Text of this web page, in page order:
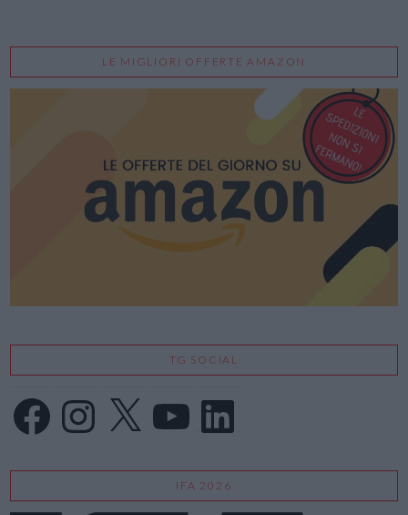
LE MIGLIORI OFFERTE AMAZON
TG SOCIAL
FacebookInstagram
X LinkedIn
IFA 2026